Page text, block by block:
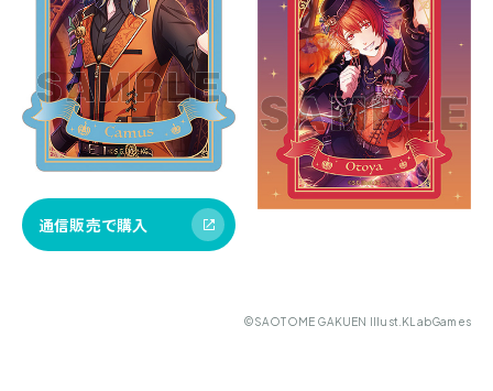
通信販売で購入
©SAOTOME GAKUEN Illust.KLabGames